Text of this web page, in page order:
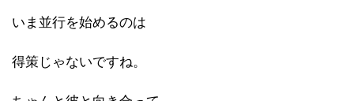
いま並行を始めるのは
得策じゃないですね。